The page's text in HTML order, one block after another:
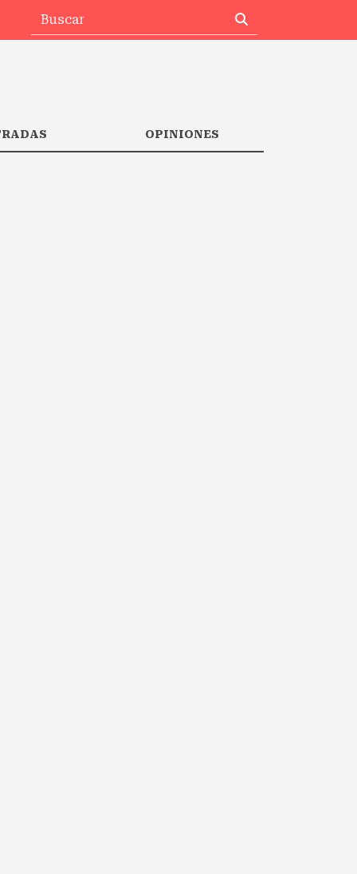
OPINIONES